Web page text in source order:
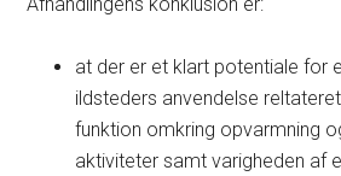
at der er et klart potentiale for
ildsteders anvendelse
funktion omkring opvarmning
aktiviteter samt varigheden af